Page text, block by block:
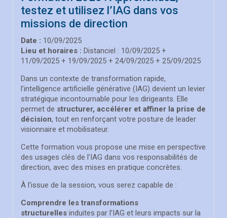
testez et utilisez l’IAG dans vos
missions de direction
Date : 10/09/2025
Lieu et horaires : Distanciel : 10/09/2025 +
11/09/2025 + 19/09/2025 + 24/09/2025 + 25/09/2025
Dans un contexte de transformation rapide,
l’intelligence artificielle générative (IAG) devient un levier
stratégique incontournable pour les dirigeants. Elle
permet de structurer, accélérer et affiner la prise de
décision, tout en renforçant votre posture de leader
visionnaire et mobilisateur.
Cette formation vous propose une mise en perspective
des usages clés de l’IAG dans vos responsabilités de
direction, avec des mises en pratique concrètes.
À l’issue de la session, vous serez capable de :
Comprendre les transformations
structurelles induites par l’IAG et leurs impacts sur la